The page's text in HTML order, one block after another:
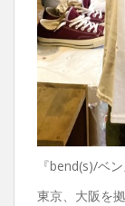
『bend(s)/ベン
東京、大阪を